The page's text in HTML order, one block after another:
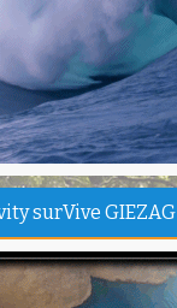
mantap!
gan!
surVive GIEZAG